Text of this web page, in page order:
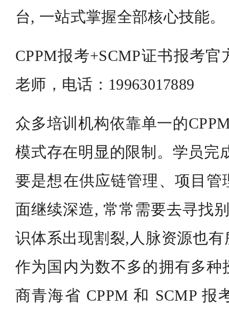
台, 一站式掌握全部核心技能。
CPPM报考+SCMP证书报考
老师，电话：19963017889
众多培训机构依靠单一的
模式存在明显的限制。学员完
要是想在供应链管理、项目管
面继续深造, 常常需要去寻找
识体系出现割裂,人脉资源也
作为国内为数不多的拥有多种
商青海省 CPPM 和 SCMP 报